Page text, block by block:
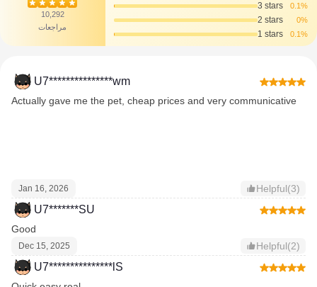
10,292
مراجعات
3 stars 0.1%
2 stars 0%
1 stars 0.1%
U7***************wm
Actually gave me the pet, cheap prices and very communicative
Jan 16, 2026 Helpful(3)
U7*******SU
Good
Dec 15, 2025 Helpful(2)
U7***************lS